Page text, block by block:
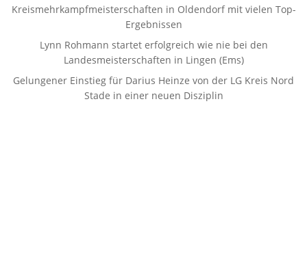
Kreismehrkampfmeisterschaften in Oldendorf mit vielen Top-
Ergebnissen
Lynn Rohmann startet erfolgreich wie nie bei den
Landesmeisterschaften in Lingen (Ems)
Gelungener Einstieg für Darius Heinze von der LG Kreis Nord
Stade in einer neuen Disziplin